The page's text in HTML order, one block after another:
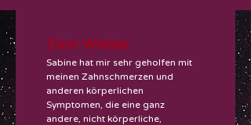
Devi Wieser
Sabine hat mir sehr geholfen mit
meinen Zahnschmerzen und
anderen körperlichen
Symptomen, die eine ganz
andere, nicht körperliche,